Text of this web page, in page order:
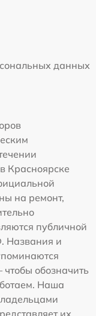
данных
Красноярске
на ремонт,
публичной
Названия и
обозначить
Наша
их